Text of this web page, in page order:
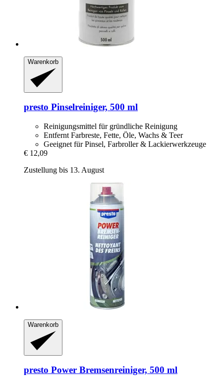
Warenkorb
presto Pinselreiniger, 500 ml
Reinigungsmittel für gründliche Reinigung
Entfernt Farbreste, Fette, Öle, Wachs & Teer
Geeignet für Pinsel, Farbroller & Lackierwerkzeuge
€ 12,09
Zustellung bis 13. August
Warenkorb
presto Power Bremsenreiniger, 500 ml